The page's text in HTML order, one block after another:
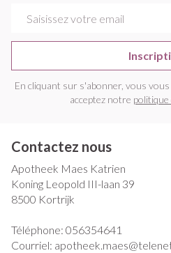
En cliquant sur s'abonner, vous
acceptez notre
Contactez nous
Apotheek Maes Katrien
Koning Leopold III-laan 39
8500 Kortrijk
Téléphone: 056354641
Courriel: apotheek.maes@